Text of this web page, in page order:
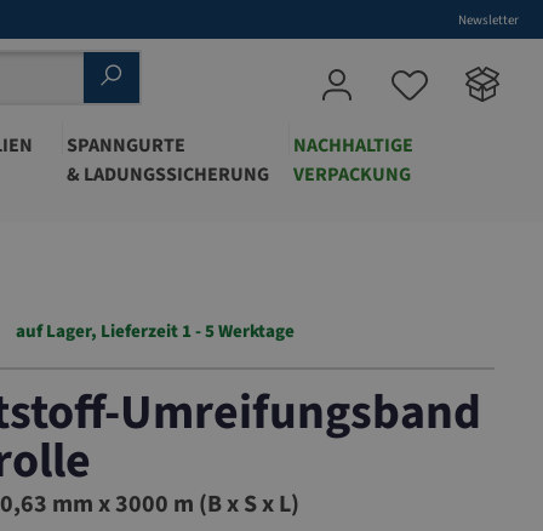
Newsletter
SPANNGURTE
& LADUNGSSICHERUNG
NACHHALTIGE
VERPACKUNG
auf Lager, Lieferzeit 1 - 5 Werktage
Umreifungsband
mm x 3000 m (B x S x L)